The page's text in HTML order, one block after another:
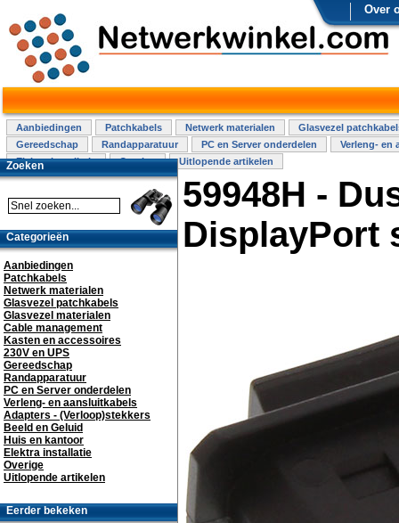
Over
Aanbiedingen Patchkabels Netwerk materialen
Glasvezel
Gereedschap
Randapparatuur PC en Server onderdelen
Verleng- en
Elektra installatie
Overige Uitlopende artikelen
59948H -
DisplayPort
Zoeken
Categorieën
Aanbiedingen
Patchkabels
Netwerk materialen
Glasvezel patchkabels
Glasvezel materialen
Cable management
Kasten en accessoires
230V en UPS
Gereedschap
Randapparatuur
PC en Server onderdelen
Verleng- en aansluitkabels
Adapters - (Verloop)stekkers
Beeld en Geluid
Huis en kantoor
Elektra installatie
Overige
Uitlopende artikelen
Eerder bekeken